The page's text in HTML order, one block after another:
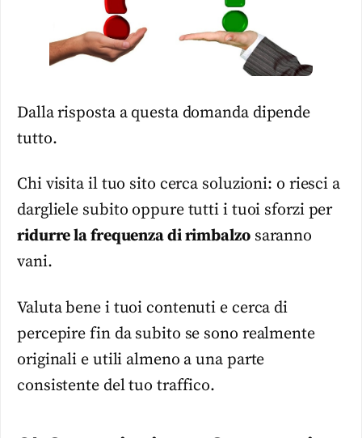
Dalla risposta a questa domanda dipende
tutto.
Chi visita il tuo sito cerca soluzioni: o riesci a
dargliele subito oppure tutti i tuoi sforzi per
ridurre la frequenza di rimbalzosaranno
vani.
Valuta bene i tuoi contenuti e cerca di
percepire fin da subito se sono realmente
originali e utili almeno a una parte
consistente del tuo traffico.